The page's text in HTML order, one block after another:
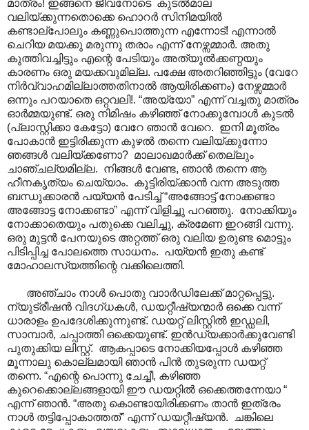
മാത്രം! ഇങ്ങനെ ജീവനോടെ കുടൽമാല
വലിയ്ക്കുന്നതൊക്കെ ഹൊറർ സിനിമയിൽ
കണ്ടാല്പോലും കണ്ണുപൊത്തുന്ന എന്നോട്! എന്നാൽ
ചെറിയ മയക്കു മരുന്നു തരാം എന്ന് നേഴ്സമ്മാർ. അതു
കുത്തിവച്ചിട്ടും എന്റെ പേടിയും അത്യുൽക്കണ്ഠയും
കാരണം ഒരു മയക്കവുമില്ല. പക്ഷേ അതറിഞ്ഞിട്ടും (വേറേ
നിർവ്വാഹമില്ലാത്തതിനാൽ ആയിരിക്കണം) നേഴ്സമ്മാർ
ഒന്നും പറയാതെ ഒറ്റവലി!. “അയ്യോ” എന്ന് വച്ചതു മാത്രം
ഓർമ്മയുണ്ട്. ഒരു നിമിഷം കഴിഞ്ഞ് നോക്കുമ്പോൾ കുടൽ
(പ്ലാസ്റ്റിക്കാ കേട്ടോ) വേറേ ഞാൻ വേറെ. ഇനി മൂത്രം
പോകാൻ ഇട്ടിരിക്കുന്ന കുഴൽ തന്നെ വലിയ്ക്കുന്നോ
ഞങ്ങൾ വലിയ്ക്കണോ? മാലാഖമാർക്ക് തെല്ലും
ചാഞ്ചല്യമില്ല. നിങ്ങൾ വേണ്ട, ഞാൻ തന്നെ ആ
ഹീനകൃത്യം ചെയ്യാം. കൂട്ടിരിയ്ക്കാൻ വന്ന അടുത്ത
ബന്ധുക്കാരൻ പയ്യൻ പേടിച്ച് “അങ്ങോട്ട് നോക്കണ്ടാ
അങ്ങോട്ട നോക്കണ്ടാ” എന്ന് വിളിച്ചു പറഞ്ഞു. നോക്കിയും
നോക്കാതെയും പതുക്കെ വലിച്ചു, ക്രമേണ ഇറങ്ങി വന്നു.
ഒരു മുട്ടൻ പേനയുടെ അറ്റത്ത് ഒരു വലിയ ഉരുണ്ട മൊട്ടും
പിടിപ്പിച്ച പോലത്തെ സാധനം. പയ്യൻ ഇതു കണ്ട്
മോഹാലസ്യത്തിന്റെ വക്കിലെത്തി.
അഞ്ചാം നാൾ പൊതു വാ‍ാർഡിലേക്ക് മാറ്റപ്പെട്ടു.
ന്യുട്രീഷൻ വിദഗ്ധകൾ, ഡയറ്റീഷ്യന്മാർ ഒക്കെ വന്ന്
ധാരാളം ഉപദേശിക്കുന്നുണ്ട്. ഡയറ്റ് ലിസ്റ്റിൽ ഇഡ്ഡലി,
സാമ്പാർ, ചപ്പാത്തി ഒക്കെയുണ്ട്. ഇൻഡ്യക്കാർക്കുവേണ്ടി
പുതുക്കിയ ലിസ്റ്റ്. ആകപ്പാടെ നോക്കിയപ്പോൾ കഴിഞ്ഞ
മൂന്നാലു കൊല്ലമായി ഞാൻ പിൻ തുടരുന്ന ഡയറ്റ്
തന്നെ. “എന്റെ പൊന്നു ചേച്ചീ, കഴിഞ്ഞ
കുറെക്കൊല്ലങ്ങളായി ഈ ഡയറ്റിൽ ഒക്കെത്തന്നേയാ “
എന്ന് ഞാൻ. “അതു കൊണ്ടായിരിക്കണം താൻ ഇത്രേം
നാൾ തട്ടിപ്പോകാത്തത്” എന്ന് ഡയറ്റീഷ്യൻ. ചങ്കിലെ